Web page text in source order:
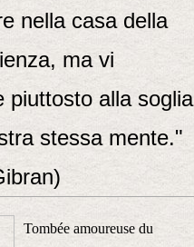
nella casa della
ma vi
piuttosto alla soglia
stessa mente."
Tombée amoureuse du